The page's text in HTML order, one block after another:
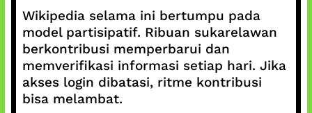
Wikipedia selama ini bertumpu pada
model partisipatif. Ribuan sukarelawan
berkontribusi memperbarui dan
memverifikasi informasi setiap hari. Jika
akses login dibatasi, ritme kontribusi
bisa melambat.